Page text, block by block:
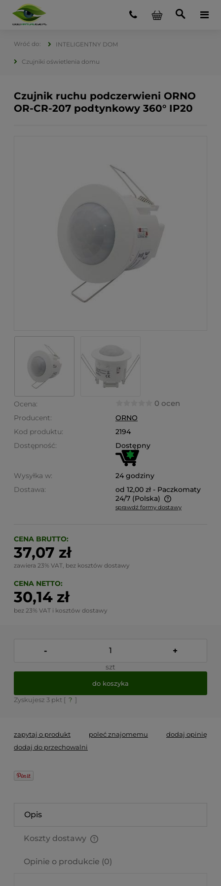
INTELIGENTNY DOM
Czujniki oświetlenia domu
Czujnik ruchu podczerwieni ORNO
OR-CR-207 podtynkowy 360° IP20
Ocena: 0 ocen
Producent:
ORNO
Kod produktu:
2194
Dostępność:
Dostępny
Wysyłka w:
24 godziny
Dostawa:
od 12,00 zł - Paczkomaty
24/7 (Polska)
Cena nie zawiera ewentualnych kosztów płatności
sprawdź formy dostawy
CENA BRUTTO:
37,07 zł
zawiera 23% VAT, bez kosztów dostawy
CENA NETTO:
30,14 zł
bez 23% VAT i kosztów dostawy
- +
szt
do koszyka
Zyskujesz 3 pkt [ ? ]
zapytaj o produkt poleć znajomemu
dodaj opinię
dodaj do przechowalni
Opis
Koszty dostawy
Opinie o produkcie (0)